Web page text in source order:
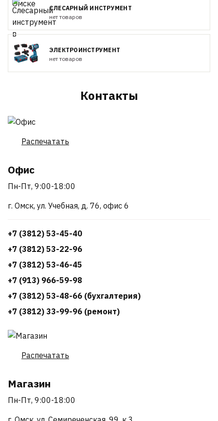
СЛЕСАРНЫЙ ИНСТРУМЕНТ
нет товаров
ЭЛЕКТРОИНСТРУМЕНТ
нет товаров
Контакты
Распечатать
Офис
Пн-Пт, 9:00-18:00
г. Омск, ул. Учебная, д. 76, офис 6
+7 (3812) 53-45-40
+7 (3812) 53-22-96
+7 (3812) 53-46-45
+7 (913) 966-59-98
+7 (3812) 53-48-66 (бухгалтерия)
+7 (3812) 33-99-96 (ремонт)
Распечатать
Магазин
Пн-Пт, 9:00-18:00